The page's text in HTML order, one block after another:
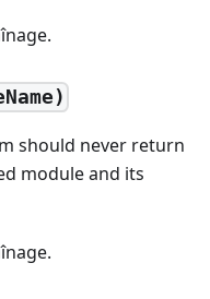
should never return
module and its